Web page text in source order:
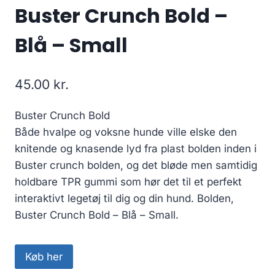
Buster Crunch Bold –
Blå – Small
45.00 kr.
Buster Crunch Bold
Både hvalpe og voksne hunde ville elske den
knitende og knasende lyd fra plast bolden inden i
Buster crunch bolden, og det bløde men samtidig
holdbare TPR gummi som hør det til et perfekt
interaktivt legetøj til dig og din hund. Bolden,
Buster Crunch Bold – Blå – Small.
Køb her